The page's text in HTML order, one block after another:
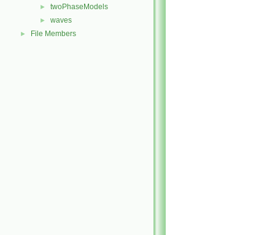
► twoPhaseModels
► waves
► File Members